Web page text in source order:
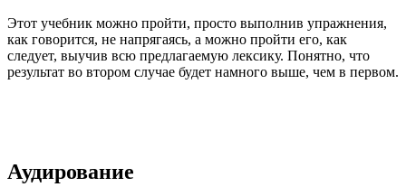
Этот учебник можно пройти, просто выполнив упражнения,
как говорится, не напрягаясь, а можно пройти его, как
следует, выучив всю предлагаемую лексику. Понятно, что
результат во втором случае будет намного выше, чем в первом.
Аудирование